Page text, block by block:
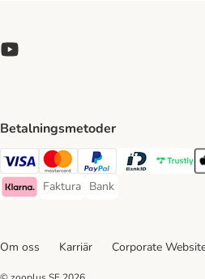
Betalningsmetoder
Visa Payment Method
Mastercard Payment Method
PayPal Payment Method
BankID Trustly
Klarna Payment Method
Faktura
Faktura Payment Method
Bank
Bank Payment Method
Om oss Karriär Corporate